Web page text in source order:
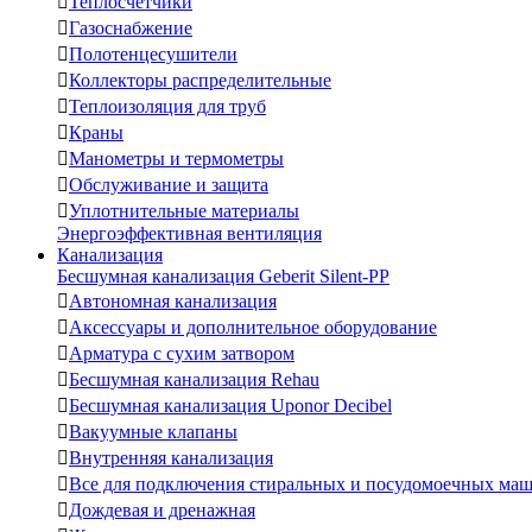
Газоснабжение
Полотенцесушители
Коллекторы распределительные
Теплоизоляция для труб
Краны
Манометры и термометры
Обслуживание и защита
Уплотнительные материалы
Энергоэффективная вентиляция
Канализация
Бесшумная канализация Geberit Silent-PP
Автономная канализация
Аксессуары и дополнительное оборудование
Арматура с сухим затвором
Бесшумная канализация Rehau
Бесшумная канализация Uponor Decibel
Вакуумные клапаны
Внутренняя канализация
Все для подключения стиральных и посудомоечных
Дождевая и дренажная